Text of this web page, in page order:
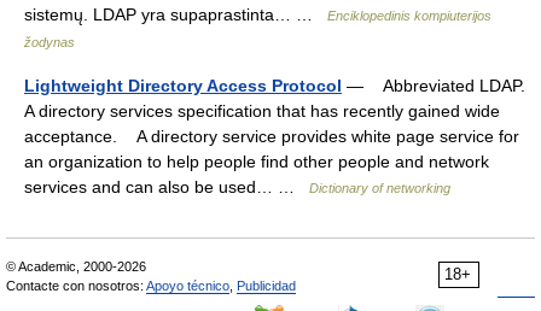
sistemų. LDAP yra supaprastinta… …
Enciklopedinis kompiuterijos
žodynas
Lightweight Directory Access Protocol — Abbreviated LDAP.
A directory services specification that has recently gained wide
acceptance. A directory service provides white page service for
an organization to help people find other people and network
services and can also be used… …
Dictionary of networking
18+
© Academic, 2000-2026
Contacte con nosotros: Apoyo técnico Publicidad